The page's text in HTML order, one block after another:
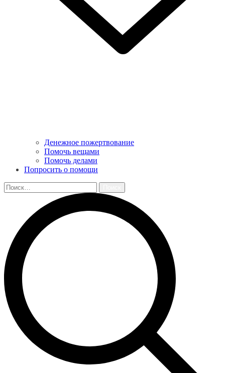
Денежное пожертвование
Помочь вещами
Помочь делами
Попросить о помощи
Найти: